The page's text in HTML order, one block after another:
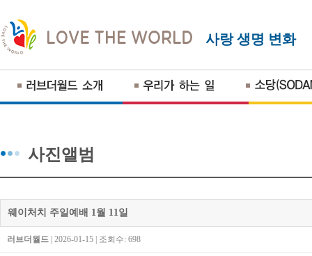
사랑 생명 변화
사진앨범
웨이처치 주일예배 1월 11일
러브더월드 | 2026-01-15 | 조회수: 698